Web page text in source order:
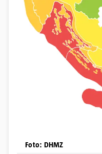
Foto: DHMZ